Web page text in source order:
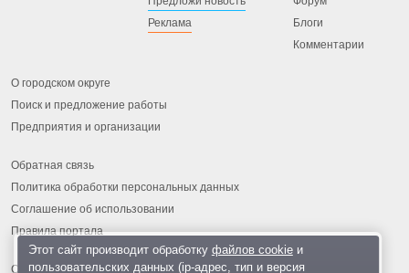
Реклама
Блоги
Комментарии
О городском округе
Поиск и предложение работы
Предприятия и организации
Обратная связь
Политика обработки персональных данных
Соглашение об использовании
Правила портала
Этот сайт производит обработку файлов cookieи
пользовательских данных (ip-адрес, тип и версия